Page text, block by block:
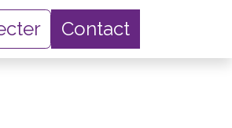
Contact